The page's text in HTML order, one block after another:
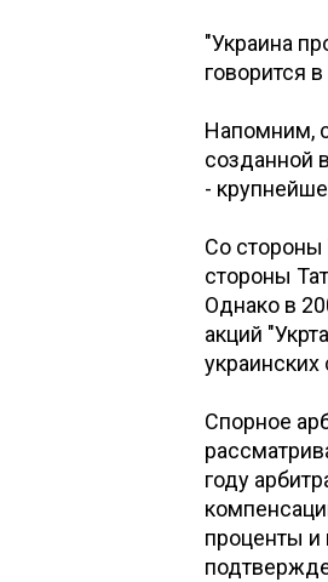
"Украина
говорится
Напомним,
созданной
-
Со стороны
стороны
Однако в
акций
Спорное
году
проценты